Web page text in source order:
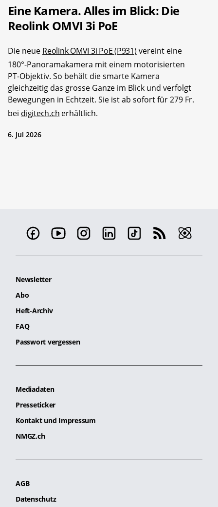
Eine Kamera. Alles im Blick: Die
Reolink OMVI 3i PoE
Die neue Reolink OMVI 3i PoE (P931) vereint eine
180°-Panoramakamera mit einem motorisierten
PT-Objektiv. So behält die smarte Kamera
gleichzeitig das grosse Ganze im Blick und verfolgt
Bewegungen in Echtzeit. Sie ist ab sofort für 279 Fr.
bei digitech.ch erhältlich.
6. Jul 2026
Newsletter
Abo
Heft-Archiv
FAQ
Passwort vergessen
Mediadaten
Presseticker
Kontakt und Impressum
NMGZ.ch
AGB
Datenschutz